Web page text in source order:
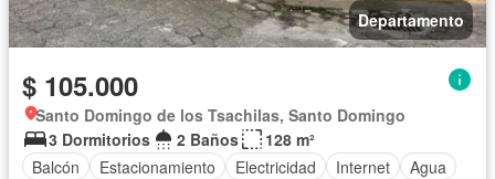
Departamento
$ 105.000
Santo Domingo de los Tsachilas, Santo Domingo
3 Dormitorios
2 Baños
128 m²
Balcón
Estacionamiento Electricidad Internet
Agua